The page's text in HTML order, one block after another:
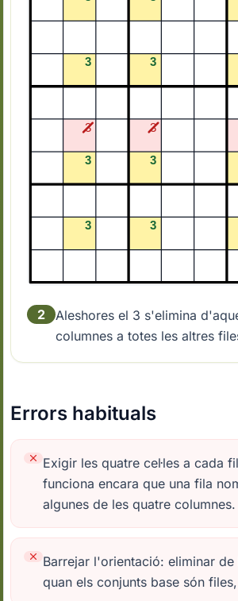
2
Aleshores el 3 s'elimina
columnes a totes les altres
Errors habituals
Exigir les quatre cel·les a cada
funciona encara que una fila
algunes de les quatre columnes.
Barrejar l'orientació: eliminar de
quan els conjunts base són